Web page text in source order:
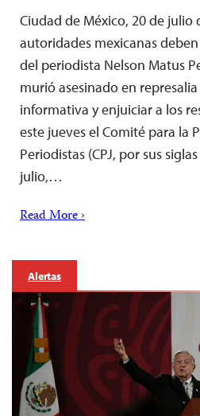
Ciudad de México, 20 de
autoridades mexicanas
del periodista Nelson Matus
murió asesinado en
informativa y enjuiciar a los
este jueves el Comité para la
Periodistas (CPJ, por sus
julio,…
Read More ›
Alertas